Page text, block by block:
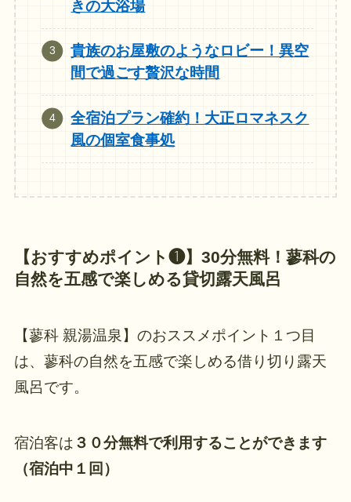
きの大浴場
貴族のお屋敷のようなロビー！異空
間で過ごす贅沢な時間
全宿泊プラン確約！大正ロマネスク
風の個室食事処
【おすすめポイント❶】 30分無料！蓼科の
自然を五感で楽しめる貸切露天風呂
【蓼科 親湯温泉】のおススメポイント１つ目
は、蓼科の自然を五感で楽しめる借り切り露天
風呂です。
宿泊客は ３０分無料で利用することができます
（宿泊中１回）